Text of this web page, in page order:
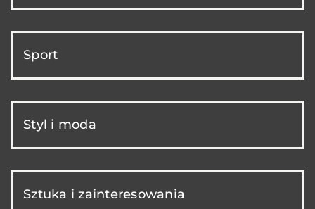
Sport
Styl i moda
Sztuka i zainteresowania